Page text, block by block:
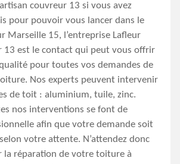
couvreur 13 si vous avez
pour pouvoir vous lancer dans le
Marseille 15, l’entreprise Lafleur
13 est le contact qui peut vous offrir
pour toutes vos demandes de
Nos experts peuvent intervenir
de toit : aluminium, tuile, zinc.
nos interventions se font de
afin que votre demande soit
votre attente. N’attendez donc
la réparation de votre toiture à